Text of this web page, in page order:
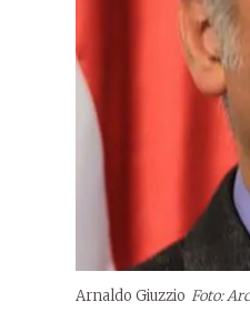
Arnaldo Giuzzio Foto: